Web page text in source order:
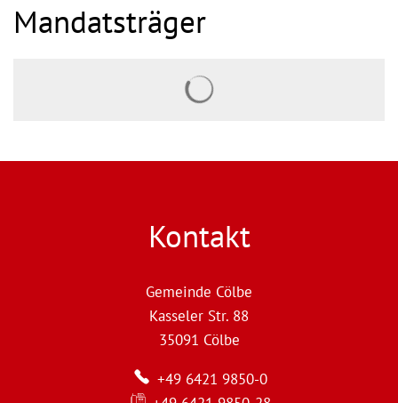
Mandatsträger
Kontakt
Gemeinde Cölbe
Kasseler Str. 88
35091 Cölbe
+49 6421 9850-0